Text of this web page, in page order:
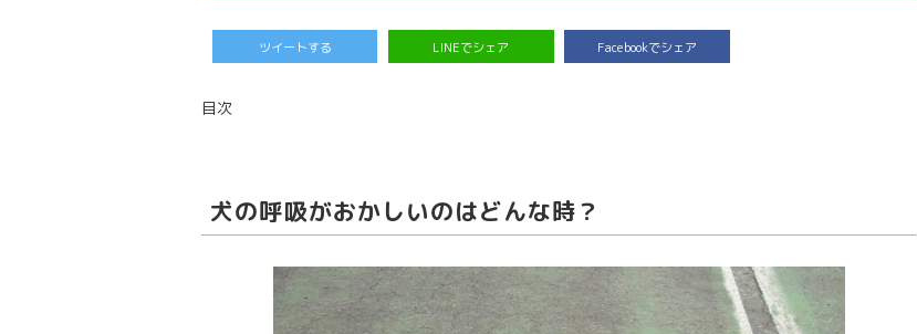
ツイートする LINEでシェア Facebookでシェア
目次
犬の呼吸がおかしいのはどんな時？